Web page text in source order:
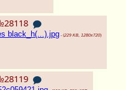
black_h(...).jpg - (229 KB, 1280x720)